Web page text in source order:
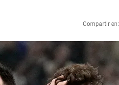
Compartir en: